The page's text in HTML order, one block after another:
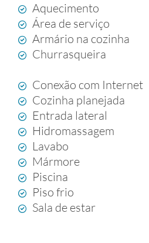
Aquecimento
Área de serviço
Armário na cozinha
Churrasqueira
Conexão com Internet
Cozinha planejada
Entrada lateral
Hidromassagem
Lavabo
Mármore
Piscina
Piso frio
Sala de estar